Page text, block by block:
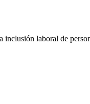
laboral de